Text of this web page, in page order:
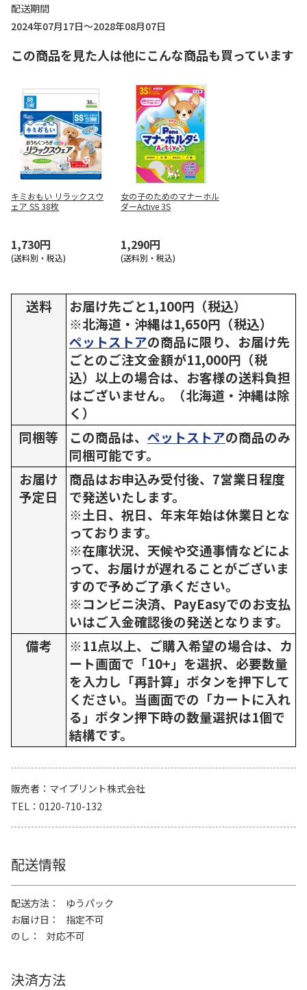
配送期間
2024年07月17日～2028年08月07日
この商品を見た人は他にこんな商品も買っています
キミおもい リラックスウ
ェア SS 38枚
1,730円
(送料別・税込)
女の子のためのマナーホル
ダーActive 3S
1,290円
(送料別・税込)
送料
お届け先ごと1,100円（税込）
※北海道・沖縄は1,650円（税込）
ペットストアの商品に限り、お届け先
ごとのご注文金額が11,000円（税
込）以上の場合は、お客様の送料負担
はございません。（北海道・沖縄は除
く）
同梱等
この商品は、 ペットストアの商品のみ
同梱可能です。
お届け
予定日
商品はお申込み受付後、7営業日程度
で発送いたします。
※土日、祝日、年末年始は休業日とな
っております。
※在庫状況、天候や交通事情などによ
って、お届けが遅れることがございま
すので予めご了承ください。
※コンビニ決済、PayEasyでのお支払
いはご入金確認後の発送となります。
備考
※11点以上、ご購入希望の場合は、カ
ート画面で「10+」を選択、必要数量
を入力し「再計算」ボタンを押下して
ください。当画面での「カートに入れ
る」ボタン押下時の数量選択は1個で
結構です。
販売者
マイプリント株式会社
TEL
0120-710-132
配送情報
配送方法
ゆうパック
お届け日
指定不可
のし
対応不可
決済方法